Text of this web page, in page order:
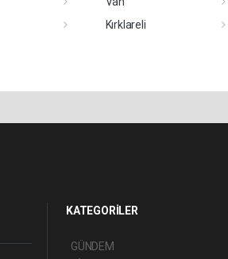
Kırklareli
KATEGORİLER
GÜNDEM